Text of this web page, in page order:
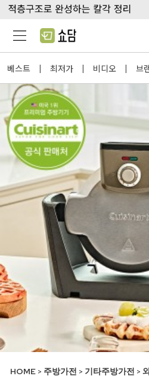
베스트 | 최저가 | 비디오 | 브
HOME > 주방가전 > 기타주방가전 >